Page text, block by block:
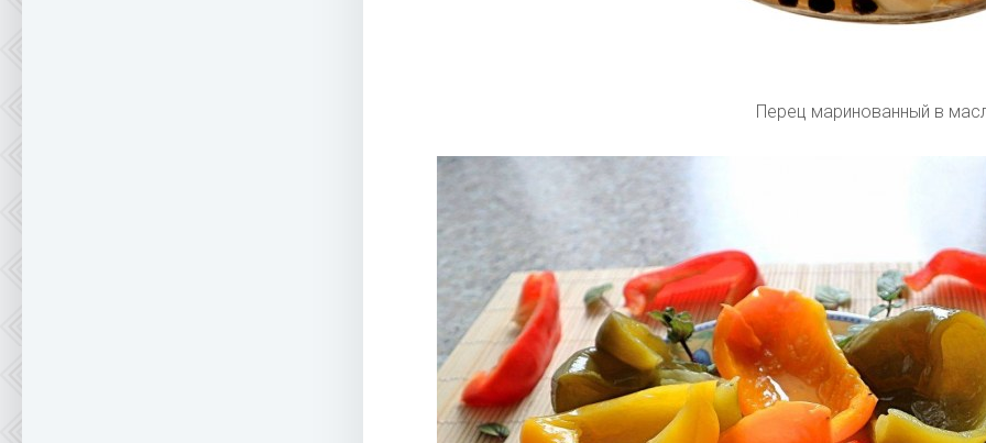
Перец маринованный в